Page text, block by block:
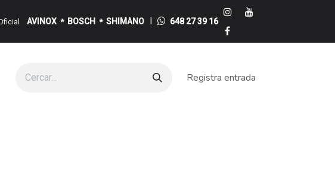
AVINOX * BOSCH * SHIMANO I 648 27 39 16
Registra entrada